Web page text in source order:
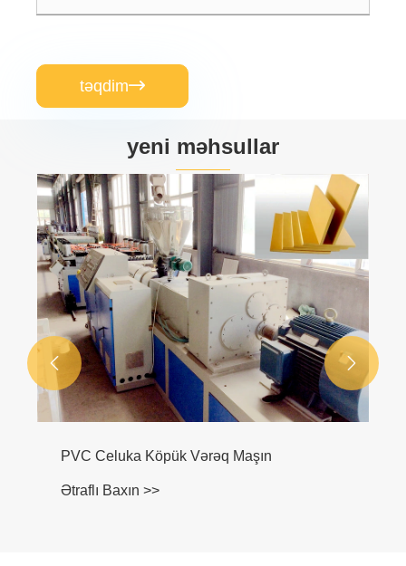
təqdim
yeni məhsullar
PVC Celuka Köpük Vərəq Maşın
Ətraflı Baxın >>
 